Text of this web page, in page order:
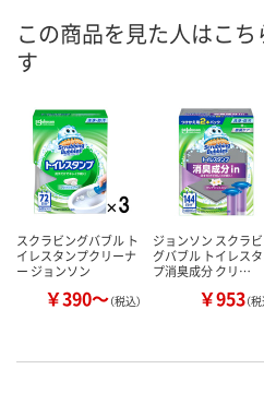
在庫 5点
数量
カゴへ
数量
この商品を見た人はこ
す
スクラビングバブル ト
イレスタンプクリーナ
ー ジョンソン
￥390～（税込）
ジョンソン スクラ
グバブル トイレス
プ消臭成分 クリ…
￥953（